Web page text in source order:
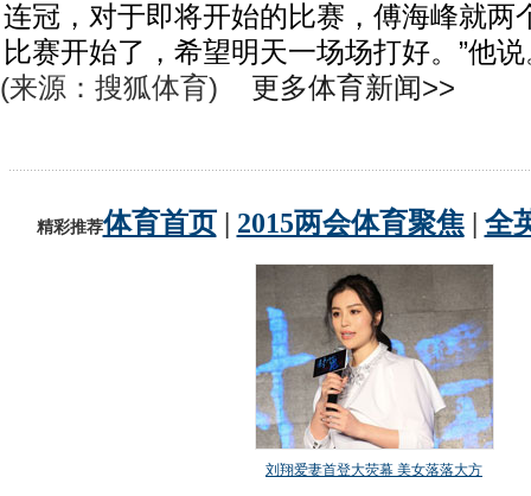
连冠，对于即将开始的比赛，傅海峰就两
比赛开始了，希望明天一场场打好。”他
(来源：搜狐体育)
更多体育新闻>>